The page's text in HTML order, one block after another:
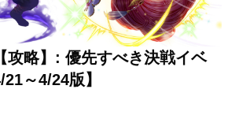
攻略】: 優先すべき決戦イベ
～4/24版】